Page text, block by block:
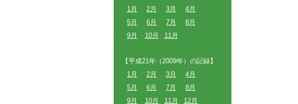
1月
2月 3月
4月
5月
6月 7月
8月
9月
10月 11月
【平成21年（2009年）の記録】
1月
2月 3月
4月
5月
6月 7月
8月
9月
10月 11月 12月